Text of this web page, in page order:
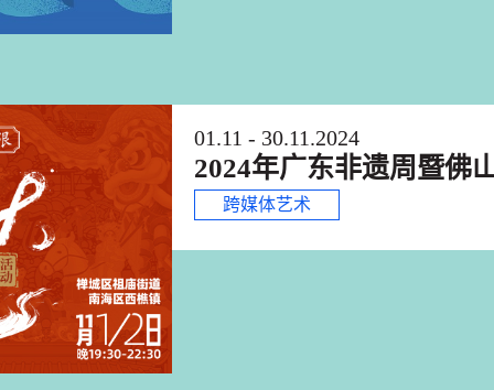
01.11 - 30.11.2024
2024年广东非遗周暨佛
跨媒体艺术